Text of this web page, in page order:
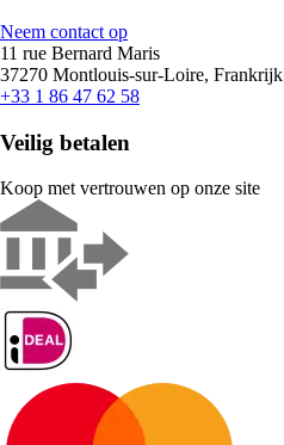
Neem contact op
11 rue Bernard Maris
37270 Montlouis-sur-Loire, Frankrijk
+33 1 86 47 62 58
Veilig betalen
Koop met vertrouwen op onze site